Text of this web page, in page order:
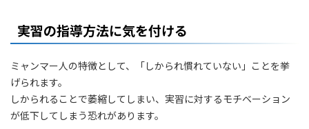
実習の指導方法に気を付ける
ミャンマー人の特徴として、「しかられ慣れていない」ことを挙
げられます。
しかられることで萎縮してしまい、実習に対するモチベーション
が低下してしまう恐れがあります。